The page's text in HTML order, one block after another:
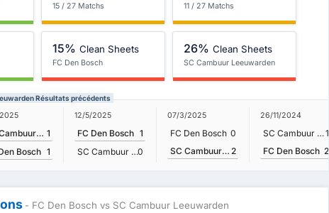
15 / 27 Matchs 11 / 27 Matchs
15% Clean Sheets
FC Den Bosch
26% Clean Sheets
SC Cambuur Leeuwarden
Résultats précédents
SC Cambuur Leeuwarden 1
Bosch 1
12/5/2025
FC Den Bosch 1
SC Cambuur Leeuwarden0
07/3/2025
FC Den Bosch 0
SC Cambuur Leeuwarden 2
26/11/2024
SC Cambuur Leeuwarden1
FC Den Bosch 2
- FC Den Bosch vs SC Cambuur Leeuwarden